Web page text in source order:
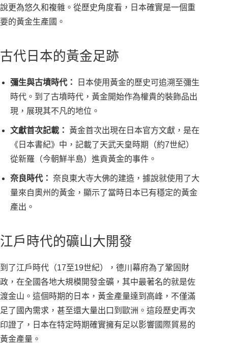
說更為悠久和複雜。從歷史角度看，日本確實是一個重
要的黃金生產國。
古代日本的黃金足跡
彌生與古墳時代：
日本使用黃金的歷史可追溯至彌生
時代。到了古墳時代，黃金開始作為權貴的裝飾品出
現，展現其不凡的地位。
文獻首次記載：
黃金首次出現在日本官方文獻，是在
《日本書紀》中，記載了天武天皇時期（約7世紀）
從新羅（今朝鮮半島）進貢黃金的事件。
奈良時代： 奈良東大寺大佛的建造，據說就使用了大
量來自奧州的黃金，顯示了當時日本已有穩定的黃金
產出。
江戶時代的礦山大開發
到了江戶時代（17至19世紀），德川幕府為了鞏固財
政，在全國各地大規模開發金礦，其中最著名的就是佐
渡金山。這個時期的日本，黃金產量達到高峰，不僅滿
足了國內需求，甚至還大量出口到歐洲。這段歷史再次
印證了，日本在特定時期確實擁有足以影響國際貿易的
黃金產量。